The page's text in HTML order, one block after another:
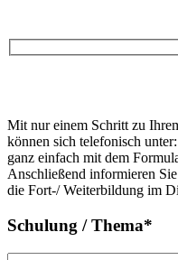
Feld
leer.
lasse
dieses
Feld
leer.
Mit nur einem Schritt zu
können sich telefonisch
ganz einfach mit dem
Anschließend informieren
die Fort-/ Weiterbildung im
Schulung / Thema*